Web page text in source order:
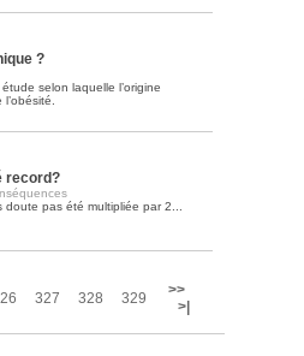
?
selon laquelle l’origine
record?
pas été multipliée par 2...
327 328 329
>>
>|